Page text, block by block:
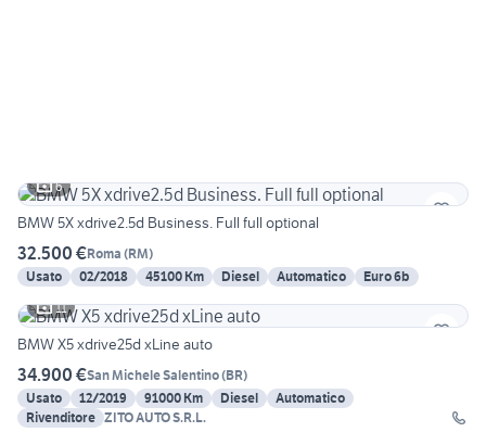
6
BMW 5X xdrive2.5d Business. Full full optional
32.500 €Roma (RM)
Usato
02/2018 45100 Km Diesel Automatico
Euro 6b
11
BMW X5 xdrive25d xLine auto
34.900 €San Michele Salentino(BR)
Usato
12/2019 91000 Km Diesel
Automatico
Rivenditore ZITO AUTO S.R.L.